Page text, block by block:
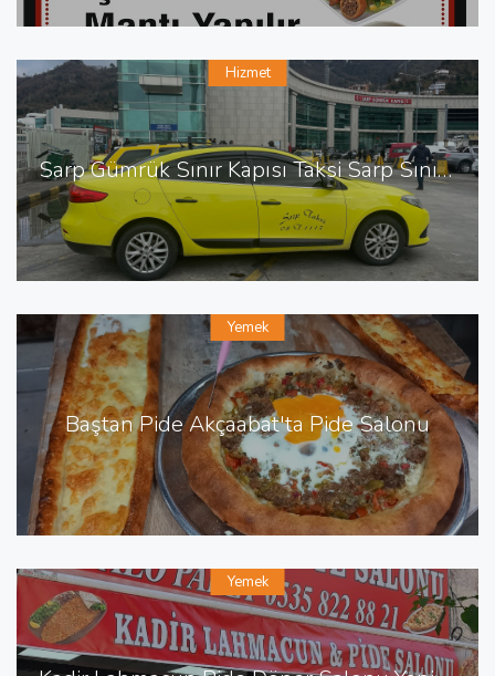
Sarp Gümrük Sınır Kapısı Taksi Sarp Sınır Kapısı En Yakın Taksi
Hizmet
Baştan Pide Akçaabat'ta Pide Salonu
Yemek
Yemek